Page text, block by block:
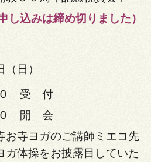
し込みは締め切りました）
日）
０ 受 付
０ 開 会
のご講師ミエコ先
ガ体操をお披露目していた